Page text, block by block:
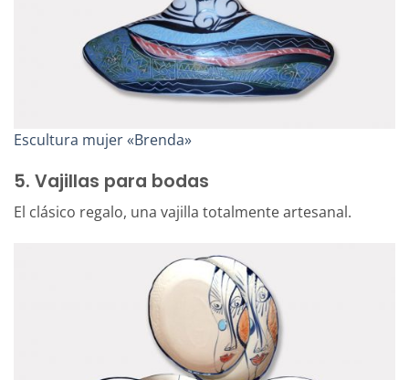
Escultura mujer «Brenda»
5. Vajillas para bodas
El clásico regalo, una vajilla totalmente artesanal.